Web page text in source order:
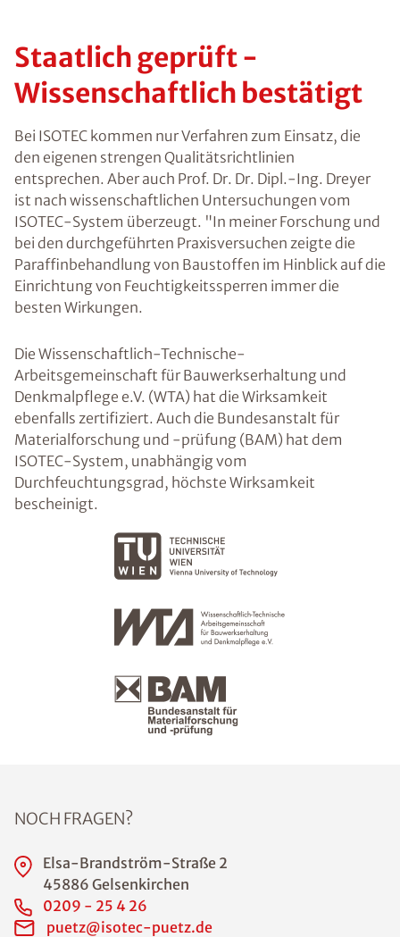
Staatlich geprüft -
Wissenschaftlich bestätigt
Bei ISOTEC kommen nur Verfahren zum Einsatz, die
den eigenen strengen Qualitätsrichtlinien
entsprechen. Aber auch Prof. Dr. Dr. Dipl.-Ing. Dreyer
ist nach wissenschaftlichen Untersuchungen vom
ISOTEC-System überzeugt. "In meiner Forschung und
bei den durchgeführten Praxisversuchen zeigte die
Paraffinbehandlung von Baustoffen im Hinblick auf die
Einrichtung von Feuchtigkeitssperren immer die
besten Wirkungen.
Die Wissenschaftlich-Technische-
Arbeitsgemeinschaft für Bauwerkserhaltung und
Denkmalpflege e.V. (WTA) hat die Wirksamkeit
ebenfalls zertifiziert. Auch die Bundesanstalt für
Materialforschung und -prüfung (BAM) hat dem
ISOTEC-System, unabhängig vom
Durchfeuchtungsgrad, höchste Wirksamkeit
bescheinigt.
NOCH FRAGEN?
Elsa-Brandström-Straße 2
45886 Gelsenkirchen
0209 - 25 4 26
puetz@isotec-puetz.de